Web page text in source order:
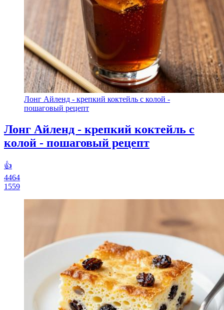
Лонг Айленд - крепкий коктейль с колой -
пошаговый рецепт
Лонг Айленд - крепкий коктейль с
колой - пошаговый рецепт
👍
4464
1559